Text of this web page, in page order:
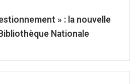
» : la nouvelle
Nationale